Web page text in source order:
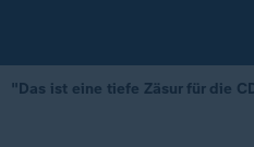
"Das ist eine tiefe Zäsur für die